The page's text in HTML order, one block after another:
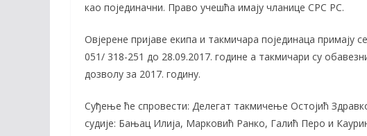
као појединачни. Право учешћа имају чланице СРС РС.
Овјерене пријаве екипа и такмичара појединаца
051/ 318-251 до 28.09.2017. године а такмичари су
дозволу за 2017. годину.
Суђење ће спровести: Делегат такмичење Остојић
судије: Бањац Илија, Марковић Ранко, Галић Перо и